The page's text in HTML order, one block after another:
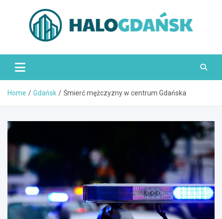
HaloGdańsk.pl
Home Gdańsk Śmierć mężczyzny w centrum Gdańska